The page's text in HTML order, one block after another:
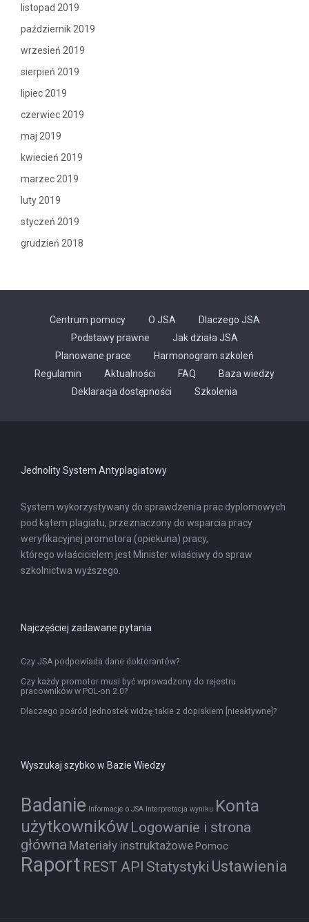
listopad 2019
październik 2019
wrzesień 2019
sierpień 2019
lipiec 2019
czerwiec 2019
maj 2019
kwiecień 2019
marzec 2019
luty 2019
styczeń 2019
grudzień 2018
Centrum pomocy O JSA
Dlaczego JSA
Podstawy prawne
Jak działa JSA
Planowane prace
Harmonogram szkoleń
Regulamin
Aktualności FAQ
Baza wiedzy
Deklaracja dostępności
Szkolenia
Jednolity System Antyplagiatowy
System wykorzystywany do sprawdzenia prac dyplomowych
pod kątem plagiatu, przeznaczony do wsparcia pracy
weryfikacyjnej promotora (opiekuna) pracy,
którego właścicielem jest Minister właściwy do spraw
szkolnictwa wyższego.
Najczęściej zadawane pytania
Czy JSA podpowiada dane doktorantów?
Czy każdy promotor musi być wprowadzony do rejestru
pracowników w POL-on 2.0?
Dlaczego pośród jednostek widzę takie z dopiskiem [nieaktywne]?
Wyszukaj szybko w Bazie Wiedzy
Badanie Informacje o JSA Interpretacja wyniku Konta
użytkowników Logowanie i strona
główna Materiały instruktażowe Pomoc
Raport REST API Statystyki Ustawienia